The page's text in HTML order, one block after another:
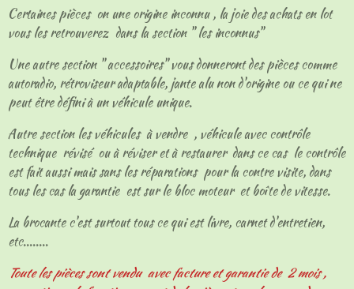
Certaines pièces on une origine inconnu , la joie des achats en lot
vous les retrouverez dans la section " les inconnus"
Une autre section " accessoires" vous donneront des pièces comme
autoradio, rétroviseur adaptable, jante alu non d'origine ou ce qui ne
peut être défini à un véhicule unique.
Autre section les véhicules à vendre , véhicule avec contrôle
technique révisé ou à réviser et à restaurer dans ce cas le contrôle
est fait aussi mais sans les réparations pour la contre visite, dans
tous les cas la garantie est sur le bloc moteur et boîte de vitesse.
La brocante c'est surtout tous ce qui est livre, carnet d'entretien,
etc........
Toute les pièces sont vendu avec facture et garantie de 2 mois ,